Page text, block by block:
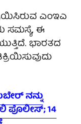
ಎಂಇಎ
ಸಮಸ್ಯೆ, ಈ
ಭಾರತದ
ನನ್ನು
ಪೊಲೀಸ್; 14